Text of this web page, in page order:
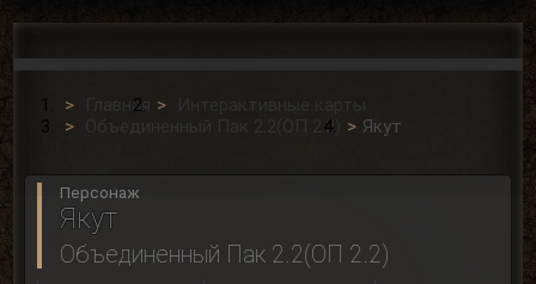
Главная
Интерактивные карты
Объединенный Пак 2.2(ОП 2.2)
Якут
Персонаж
Якут
Объединенный Пак 2.2(ОП 2.2)